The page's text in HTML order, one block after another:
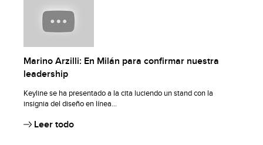
Marino Arzilli: En Milán para confirmar nuestra
leadership
Keyline se ha presentado a la cita luciendo un stand con la
insignia del diseño en línea...
Leer todo